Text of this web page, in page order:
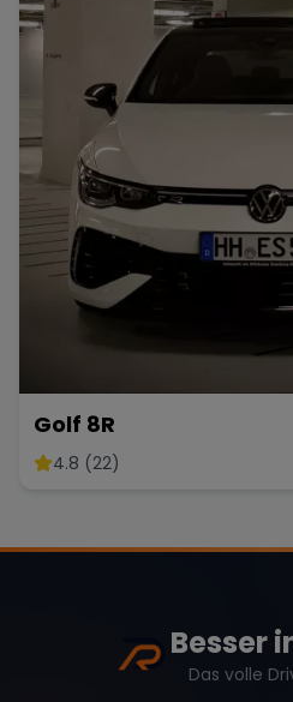
Golf 8R
4.8 (22)
Besser
Das volle